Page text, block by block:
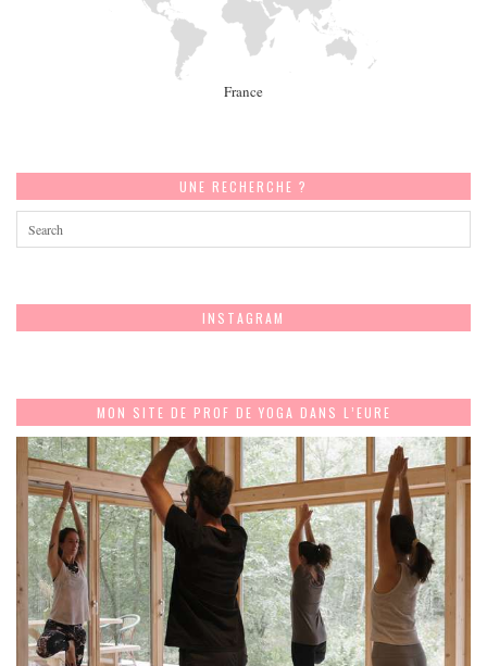
France
UNE RECHERCHE ?
INSTAGRAM
MON SITE DE PROF DE YOGA DANS L’EURE